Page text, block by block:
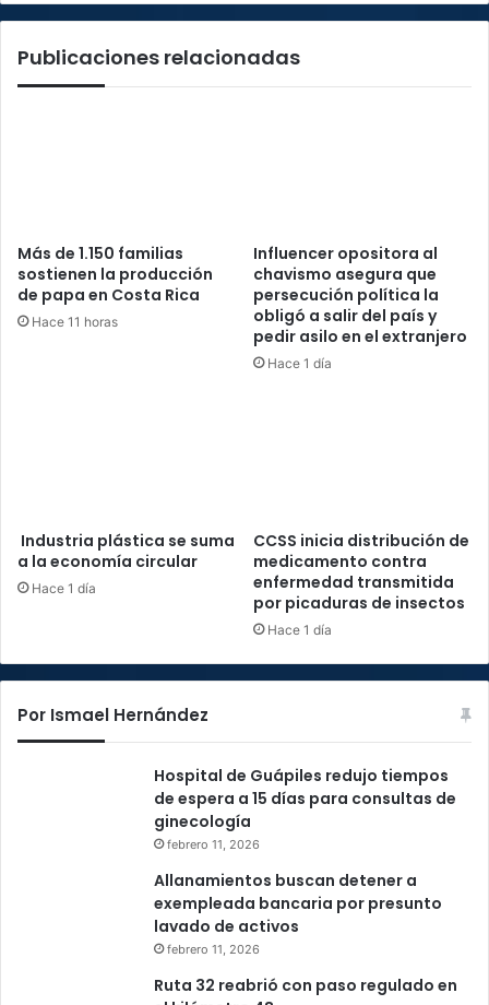
Publicaciones relacionadas
Más de 1.150 familias
sostienen la producción
de papa en Costa Rica
Hace 11 horas
Influencer opositora al
chavismo asegura que
persecución política la
obligó a salir del país y
pedir asilo en el extranjero
Hace 1 día
Industria plástica se suma
a la economía circular
Hace 1 día
CCSS inicia distribución de
medicamento contra
enfermedad transmitida
por picaduras de insectos
Hace 1 día
Por Ismael Hernández
Hospital de Guápiles redujo tiempos
de espera a 15 días para consultas de
ginecología
febrero 11, 2026
Allanamientos buscan detener a
exempleada bancaria por presunto
lavado de activos
febrero 11, 2026
Ruta 32 reabrió con paso regulado en